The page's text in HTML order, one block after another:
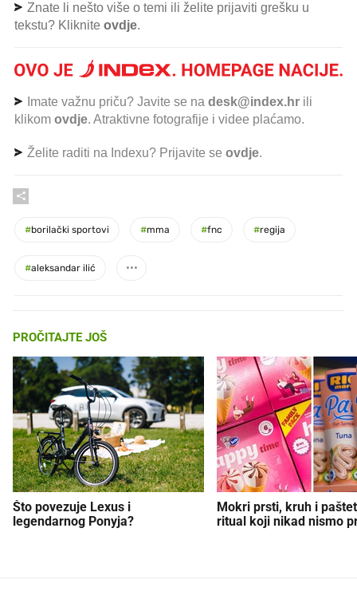
Znate li nešto više o temi ili želite prijaviti grešku u
tekstu? Kliknite ovdje.
Imate važnu priču? Javite se na desk@index.hr ili
klikom ovdje. Atraktivne fotografije i videe plaćamo.
Želite raditi na Indexu? Prijavite se ovdje.
#borilački sportovi #mma #fnc #regija
#aleksandar ilić
PROČITAJTE JOŠ
Što povezuje Lexus i
legendarnog Ponyja?
Mokri prsti, kruh i
ritual koji nikad nismo